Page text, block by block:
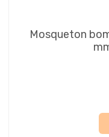
Mosqueton